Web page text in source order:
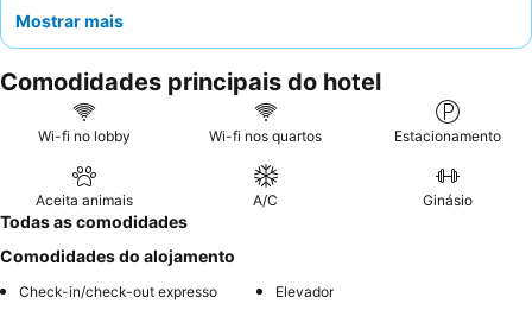
elogiam consistentemente a
parceria com cafés locais. Para uma experiência
verdadeiramente confortável, considere reservar um quarto
com uma kitchenette para maior conveniência.
Mostrar mais
Comodidades principais do hotel
Wi-fi no lobby Wi-fi nos quartos Estacionamento
Aceita animais A/C Ginásio
Todas as comodidades
Comodidades do alojamento
Check-in/check-out expresso
Elevador